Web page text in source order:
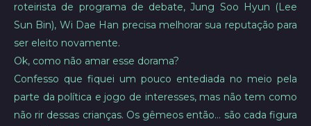
roteirista de programa de debate, Jung Soo Hyun (Lee
Sun Bin), Wi Dae Han precisa melhorar sua reputação para
ser eleito novamente.
Ok, como não amar esse dorama?
Confesso que fiquei um pouco entediada no meio pela
parte da política e jogo de interesses, mas não tem como
não rir dessas crianças. Os gêmeos então… são cada figura